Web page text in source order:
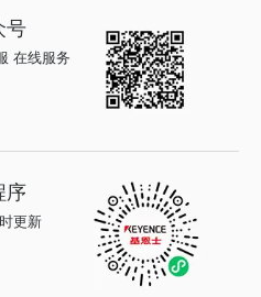
号
在线服务
序
更新